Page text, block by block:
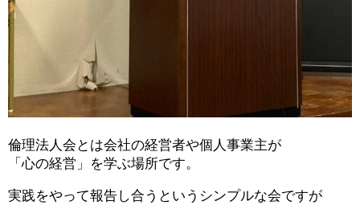
倫理法人会とは会社の経営者や個人事業主が
「心の経営」を学ぶ場所です。
実践をやって報告し合うというシンプルな会ですが